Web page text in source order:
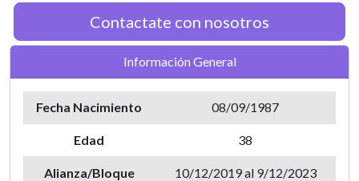
Contactate con nosotros
Información General
Fecha Nacimiento 08/09/1987
Edad 38
Alianza/Bloque
10/12/2019 al 9/12/2023